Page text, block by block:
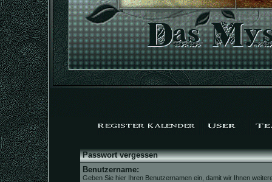
Passwort vergessen
Benutzername:
Geben Sie hier Ihren Benutzernamen ein, damit wir Ihnen